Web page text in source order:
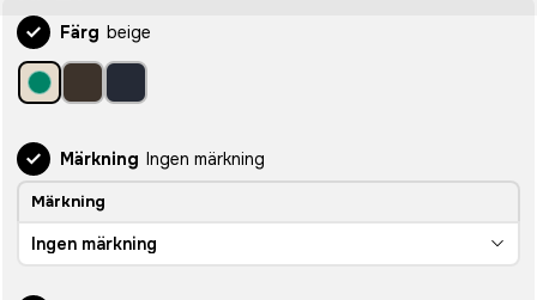
Färg beige
Märkning Ingen märkning
Märkning
Ingen märkning